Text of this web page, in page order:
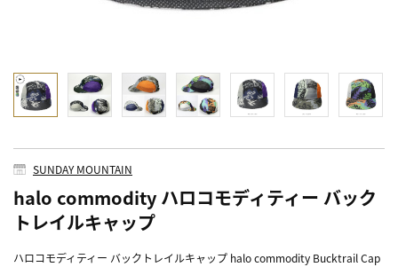
SUNDAY MOUNTAIN
halo commodity ハロコモディティー バック
トレイルキャップ
ハロコモディティー バックトレイルキャップ halo commodity Bucktrail Cap